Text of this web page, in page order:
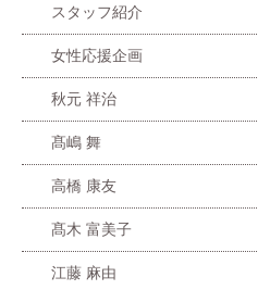
スタッフ紹介
女性応援企画
秋元 祥治
髙嶋 舞
高橋 康友
髙木 富美子
江藤 麻由